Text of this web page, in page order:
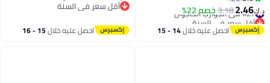
الرطوبة، قابلة للتنفس ومضادة
للرائحة، مناسبة للاستخدام اليومي،
سوداء
د.ك‏2.46
3.18خصم 22% #27 في الجوارب الكاجوال
أقل سعر في السنة
#27 في الجوارب الكاجوال احصل عليه خلال 14 - 15
للرجال والنساء
أقل سعر في السنة
أقل سعر في السنة
احصل عليه خلال 15 - 16